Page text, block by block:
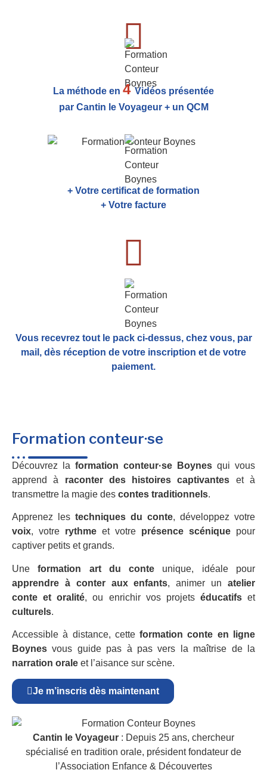
La méthode en 4Vidéos présentée
par Cantin le Voyageur + un QCM
+ Votre certificat de formation
+ Votre facture
Vous recevrez tout le pack ci-dessus, chez vous, par
mail, dès réception de votre inscription et de votre
paiement.
Formation conteur·se
Découvrez la formation conteur·se Boynes qui vous
apprend à raconter des histoires captivantes et à
transmettre la magie des contes traditionnels.
Apprenez les techniques du conte, développez votre
voix, votre rythme et votre présence scénique pour
captiver petits et grands.
Uneformation art du conte unique, idéale pour
apprendre à conter aux enfants, animer unatelier
conte et oralité, ou enrichir vos projets éducatifset
culturels.
Accessible à distance, cetteformation conte en ligne
Boynes vous guide pas à pas vers la maîtrise de la
narration orale et l’aisance sur scène.
Je m’inscris dès maintenant
Cantin le Voyageur : Depuis 25 ans, chercheur
spécialisé en tradition orale, président fondateur de
l’Association Enfance & Découvertes